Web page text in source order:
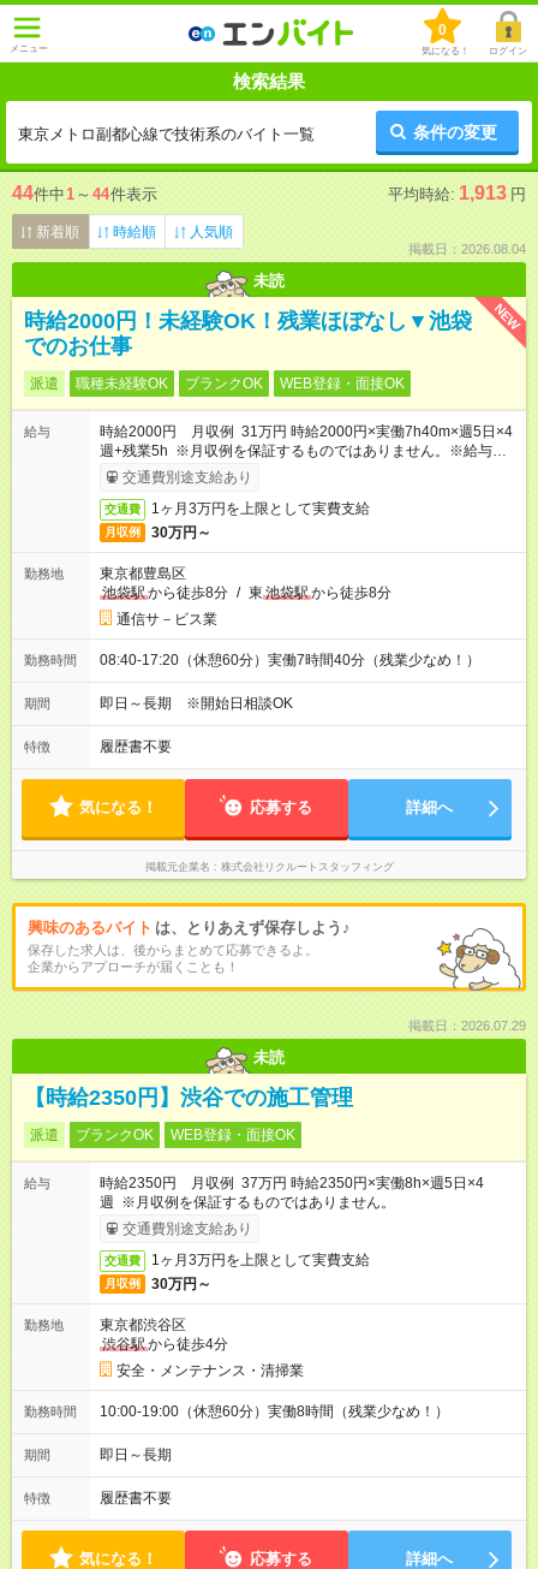
メニュー
0
気になる！ ログイン
検索結果
東京メトロ副都心線で技術系のバイト一覧 条件の変更
44件中1 ～ 44件表示 平均時給: 1,913 円
新着順 時給順 人気順
掲載日：2026.08.04
未読
NEW
時給2000円！未経験OK！残業ほぼなし▼池袋
でのお仕事
派遣 職種未経験OK ブランクOK WEB登録・面接OK
給与
時給2000円 月収例 31万円 時給2000円×実働7h40m×週5日×4
週+残業5h ※月収例を保証するものではありません。※給与即受
取りサービス利用可（利用条件有）
交通費別途支給あり
交通費 1ヶ月3万円を上限として実費支給
月収例 30万円～
勤務地
東京都豊島区
池袋駅から徒歩8分 / 東 池袋駅から徒歩8分
通信サ－ビス業
勤務時間 08:40-17:20（休憩60分）実働7時間40分（残業少なめ！）
期間 即日～長期 ※開始日相談OK
特徴 履歴書不要
気になる！ 応募する 詳細へ
掲載元企業名 株式会社リクルートスタッフィング
興味のあるバイト は、とりあえず保存しよう♪
保存した求人は、後からまとめて応募できるよ。
企業からアプローチが届くことも！
掲載日：2026.07.29
未読
【時給2350円】渋谷での施工管理
派遣 ブランクOK WEB登録・面接OK
給与
時給2350円 月収例 37万円 時給2350円×実働8h×週5日×4
週 ※月収例を保証するものではありません。
交通費別途支給あり
交通費 1ヶ月3万円を上限として実費支給
月収例 30万円～
勤務地
東京都渋谷区
渋谷駅から徒歩4分
安全・メンテナンス・清掃業
勤務時間 10:00-19:00（休憩60分）実働8時間（残業少なめ！）
期間 即日～長期
特徴 履歴書不要
気になる！ 応募する 詳細へ